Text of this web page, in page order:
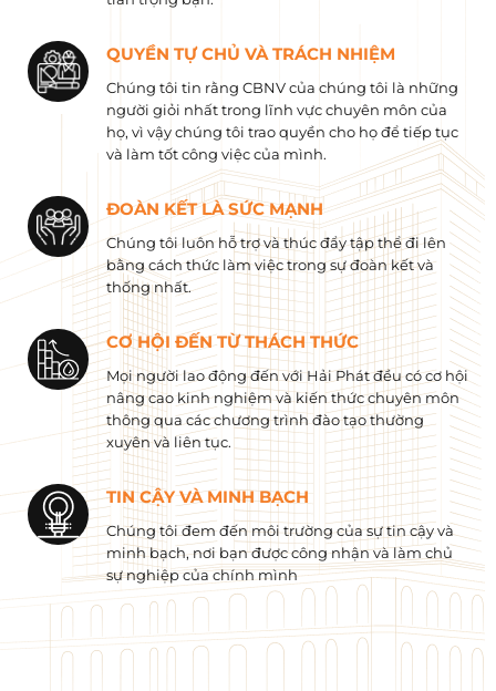
QUYỀN TỰ CHỦ VÀ TRÁCH NHIỆM
Chúng tôi tin rằng CBNV của chúng tôi là những
người giỏi nhất trong lĩnh vực chuyên môn của
họ, vì vậy chúng tôi trao quyền cho họ để tiếp tục
và làm tốt công việc của mình.
ĐOÀN KẾT LÀ SỨC MẠNH
Chúng tôi luôn hỗ trợ và thúc đẩy tập thể đi lên
bằng cách thức làm việc trong sự đoàn kết và
thống nhất.
CƠ HỘI ĐẾN TỪ THÁCH THỨC
Mọi người lao động đến với Hải Phát đều có cơ hội
nâng cao kinh nghiệm và kiến ​​thức chuyên môn
thông qua các chương trình đào tạo thường
xuyên và liên tục.
TIN CẬY VÀ MINH BẠCH
Chúng tôi đem đến môi trường của sự tin cậy và
minh bạch, nơi bạn được công nhận và làm chủ
sự nghiệp của chính mình